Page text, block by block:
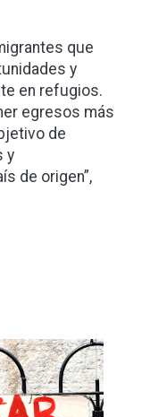
que
y
en refugios.
egresos más
de
y
de origen”,